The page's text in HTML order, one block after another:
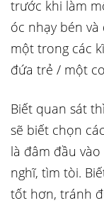
trước khi làm
óc nhạy bén
một trong các
đứa trẻ / một
Biết quan sát
sẽ biết chọn
là đâm đầu
nghĩ, tìm tòi.
tốt hơn, tránh